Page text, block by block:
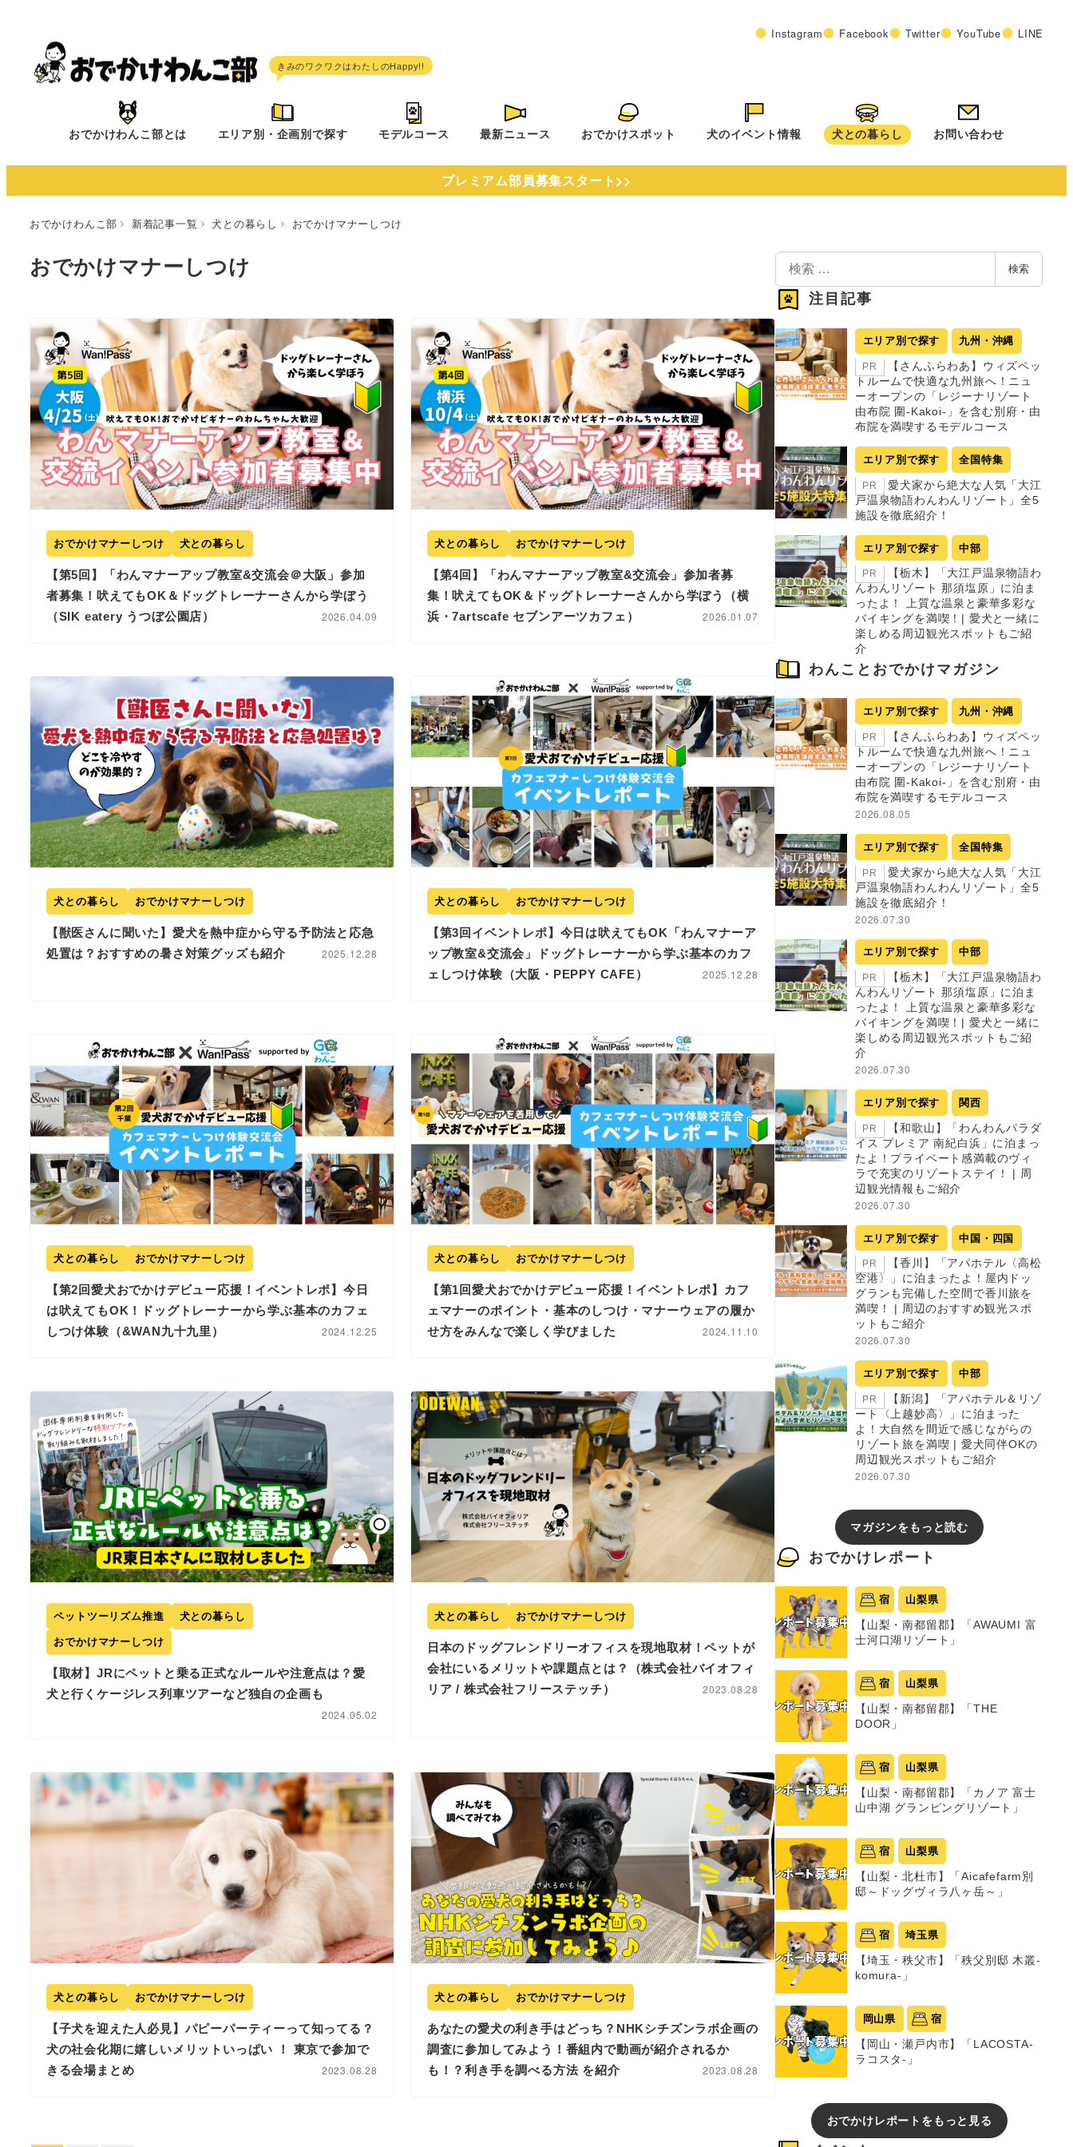
へ
Instagram Facebook Twitter YouTube LINE
おでかけわんこ部とは エリア別・企画別で探す モデルコース 最新ニュース おでかけスポット 犬のイベント情報 犬との暮らし お問い合わせ
プレミアム部員募集スタート>>
おでかけわんこ部 新着記事一覧 犬との暮らし おでかけマナーしつけ
おでかけマナーしつけ
おでかけマナーしつけ 犬との暮らし
【第5回】「わんマナーアップ教室&交流会＠大阪」参加
者募集！吠えてもOK＆ドッグトレーナーさんから学ぼう
（SIK eatery うつぼ公園店）
2026.04.09
犬との暮らし おでかけマナーしつけ
【第4回】「わんマナーアップ教室&交流会」参加者募
集！吠えてもOK＆ドッグトレーナーさんから学ぼう（横
浜・7artscafe セブンアーツカフェ）
2026.01.07
犬との暮らし おでかけマナーしつけ
【獣医さんに聞いた】愛犬を熱中症から守る予防法と応急
処置は？おすすめの暑さ対策グッズも紹介
2025.12.28
犬との暮らし おでかけマナーしつけ
【第3回イベントレポ】今日は吠えてもOK「わんマナーア
ップ教室&交流会」ドッグトレーナーから学ぶ基本のカフ
ェしつけ体験（大阪・PEPPY CAFE）
2025.12.28
犬との暮らし おでかけマナーしつけ
【第2回愛犬おでかけデビュー応援！イベントレポ】今日
は吠えてもOK！ドッグトレーナーから学ぶ基本のカフェ
しつけ体験（&WAN九十九里）
2024.12.25
犬との暮らし おでかけマナーしつけ
【第1回愛犬おでかけデビュー応援！イベントレポ】カフ
ェマナーのポイント・基本のしつけ・マナーウェアの履か
せ方をみんなで楽しく学びました
2024.11.10
ペットツーリズム推進 犬との暮らし
おでかけマナーしつけ
【取材】JRにペットと乗る正式なルールや注意点は？愛
犬と行くケージレス列車ツアーなど独自の企画も
2024.05.02
犬との暮らし おでかけマナーしつけ
日本のドッグフレンドリーオフィスを現地取材！ペットが
会社にいるメリットや課題点とは？（株式会社バイオフィ
リア / 株式会社フリーステッチ）
2023.08.28
犬との暮らし おでかけマナーしつけ
【子犬を迎えた人必見】パピーパーティーって知ってる？
犬の社会化期に嬉しいメリットいっぱい ！ 東京で参加で
きる会場まとめ
2023.08.28
犬との暮らし おでかけマナーしつけ
あなたの愛犬の利き手はどっち？NHKシチズンラボ企画の
調査に参加してみよう！番組内で動画が紹介されるか
も！？利き手を調べる方法 を紹介
2023.08.28
検
索
検索
注目記事
エリア別で探す 九州・沖縄
PR
【さんふらわあ】ウィズペッ
トルームで快適な九州旅へ！ニュ
ーオープンの「レジーナリゾート
由布院 圍-Kakoi-」を含む別府・由
布院を満喫するモデルコース
エリア別で探す 全国特集
PR
愛犬家から絶大な人気「大江
戸温泉物語わんわんリゾート」全5
施設を徹底紹介！
エリア別で探す 中部
PR
【栃木】「大江戸温泉物語わ
んわんリゾート 那須塩原」に泊ま
ったよ！ 上質な温泉と豪華多彩な
バイキングを満喫！| 愛犬と一緒に
楽しめる周辺観光スポットもご紹
介
わんことおでかけマガジン
エリア別で探す 九州・沖縄
PR
【さんふらわあ】ウィズペッ
トルームで快適な九州旅へ！ニュ
ーオープンの「レジーナリゾート
由布院 圍-Kakoi-」を含む別府・由
布院を満喫するモデルコース
2026.08.05
エリア別で探す 全国特集
PR
愛犬家から絶大な人気「大江
戸温泉物語わんわんリゾート」全5
施設を徹底紹介！
2026.07.30
エリア別で探す 中部
PR
【栃木】「大江戸温泉物語わ
んわんリゾート 那須塩原」に泊ま
ったよ！ 上質な温泉と豪華多彩な
バイキングを満喫！| 愛犬と一緒に
楽しめる周辺観光スポットもご紹
介
2026.07.30
エリア別で探す 関西
PR
【和歌山】「わんわんパラダ
イス プレミア 南紀白浜」に泊まっ
たよ！プライベート感満載のヴィ
ラで充実のリゾートステイ！ | 周
辺観光情報もご紹介
2026.07.30
エリア別で探す 中国・四国
PR
【香川】「アパホテル〈高松
空港〉」に泊まったよ！屋内ドッ
グランも完備した空間で香川旅を
満喫！ | 周辺のおすすめ観光スポ
ットもご紹介
2026.07.30
エリア別で探す 中部
PR
【新潟】「アパホテル＆リゾ
ート〈上越妙高〉」に泊まった
よ！大自然を間近で感じながらの
リゾート旅を満喫 | 愛犬同伴OKの
周辺観光スポットもご紹介
2026.07.30
マガジンをもっと読む
おでかけレポート
宿 山梨県
【山梨・南都留郡】「AWAUMI 富
士河口湖リゾート」
宿 山梨県
【山梨・南都留郡】「THE
DOOR」
宿 山梨県
【山梨・南都留郡】「カノア 富士
山中湖 グランピングリゾート」
宿 山梨県
【山梨・北杜市】「Aicafefarm別
邸～ドッグヴィラ八ヶ岳～」
宿 埼玉県
【埼玉・秩父市】「秩父別邸 木叢-
komura-」
岡山県 宿
【岡山・瀬戸内市】「LACOSTA-
ラコスタ-」
おでかけレポートをもっと見る